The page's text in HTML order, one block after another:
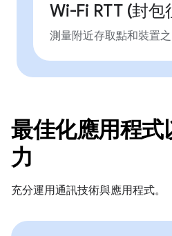
Wi-Fi RTT (封包
測量附近存取點和裝置之
最佳化應用程式
力
充分運用通訊技術與應用程式。